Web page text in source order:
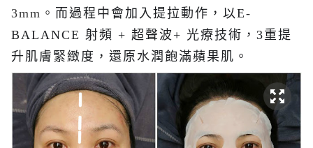
3mm。 而過程中會加入提拉動作，以E-
BALANCE 射頻 + 超聲波+ 光療技術，3重提
升肌膚緊緻度，還原水潤飽滿蘋果肌。